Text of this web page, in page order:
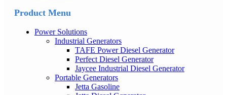
Product Menu
Power Solutions
Industrial Generators
TAFE Power Diesel Generator
Perfect Diesel Generator
Jaycee Industrial Diesel Generator
Portable Generators
Jetta Gasoline